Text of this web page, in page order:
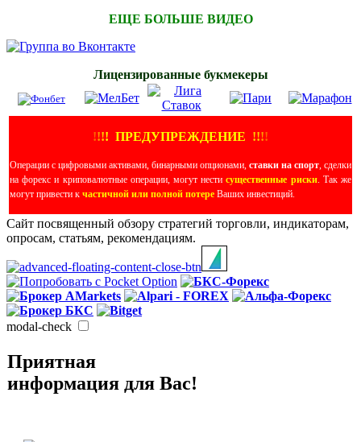
ЕЩЕ БОЛЬШЕ ВИДЕО
Лицензированные букмекеры
!!!! ПРЕДУПРЕЖДЕНИЕ !!!!
Операции с цифровыми активами, бинарными опционами, ставки на спорт, сделки
на форекс и криповалютные операции, могут нестисущественные риски. Так же
могут привести к частичной или полной потере Ваших инвестиций.
Сайт посвященный обзору стратегий торговли, индикаторам,
опросам, статьям, рекомендациям.
modal-check
Приятная
информация для Вас!